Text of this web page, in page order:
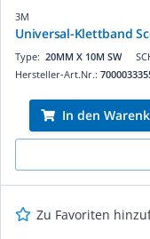
3M
Universal-Klettband
Type: 20MM X 10M SW
Hersteller-Art.Nr.:
In den
Zu Favoriten